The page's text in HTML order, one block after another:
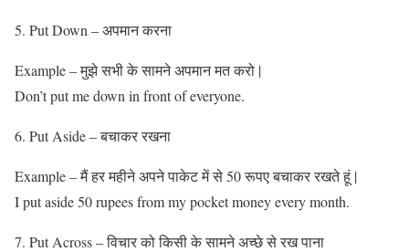
Put Down – अपमान करना
Example – मुझे सभी के सामने अपमान मत करो |
Don’t put me down in front of everyone.
Put Aside – बचाकर रखना
Example – मैं हर महीने अपने पाकेट में से 50 रूपए बचाकर रखते हूं |
I put aside 50 rupees from my pocket money every month.
Put Across – विचार को किसी के सामने अच्छे से रख पाना